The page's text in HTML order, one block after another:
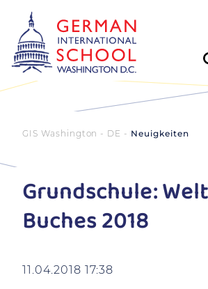
GIS Washington - DE Neuigkeiten
Grundschule:
Buches 2018
11.04.2018 17:38